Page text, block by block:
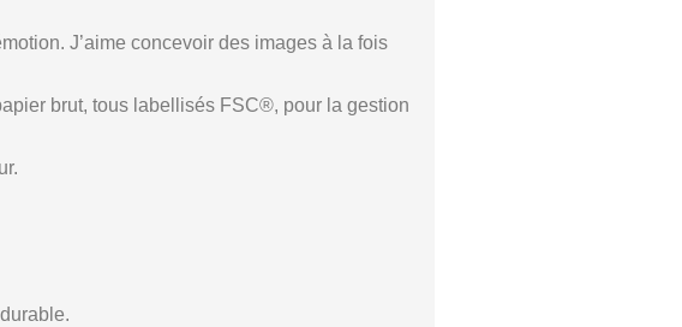
J’aime concevoir des images à la fois
brut, tous labellisés FSC®, pour la gestion